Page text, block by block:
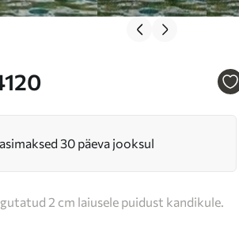
30 päeva jooksul
2 cm laiusele puidust kandikule.